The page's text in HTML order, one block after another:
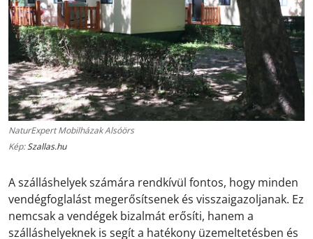
NaturExpert Mobilházak Alsóörs
Kép:Szallas.hu
A szálláshelyek számára rendkívül fontos, hogy minden
vendégfoglalást megerősítsenek és visszaigazoljanak. Ez
nemcsak a vendégek bizalmát erősíti, hanem a
szálláshelyeknek is segít a hatékony üzemeltetésben és